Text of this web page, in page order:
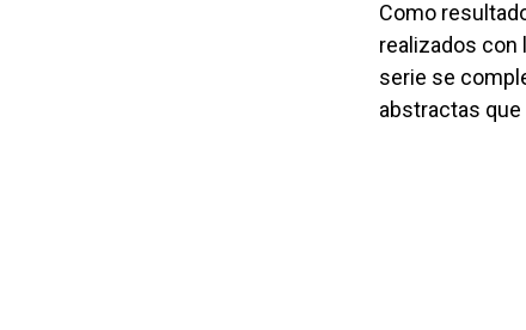
realizados con
serie se
abstractas